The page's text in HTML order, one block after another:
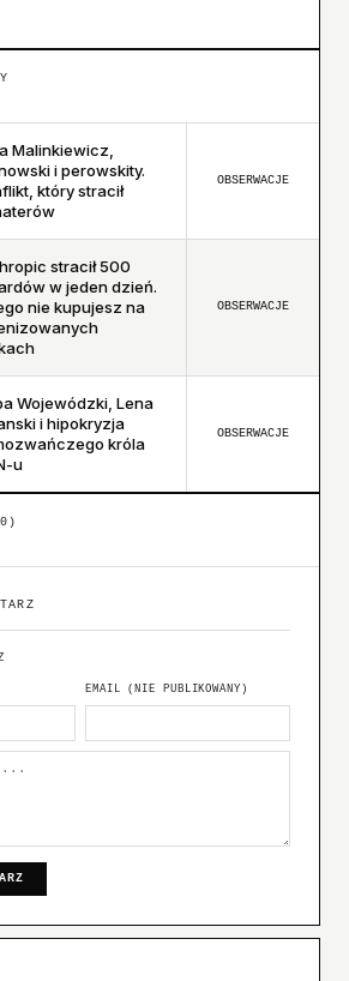
Malinkiewicz,
i perowskity.
który stracił
OBSERWACJE
stracił 500
w jeden dzień.
nie kupujesz na
OBSERWACJE
Wojewódzki, Lena
i hipokryzja
króla
u
OBSERWACJE
0 )
EMAIL (NIE PUBLIKOWANY)